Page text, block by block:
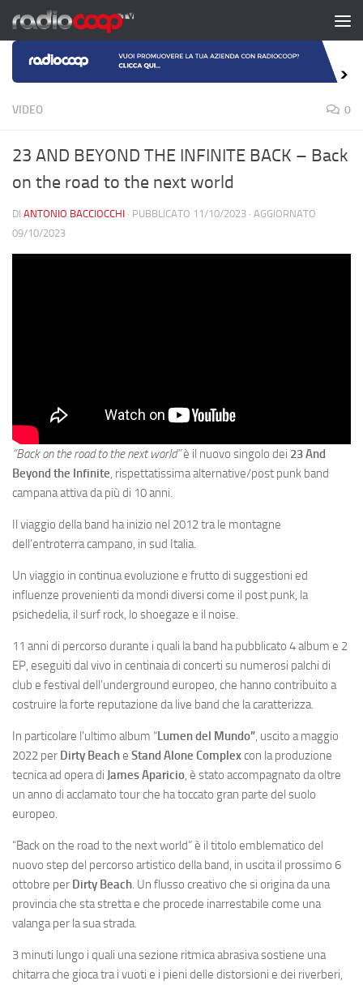
Salta al contenuto
VIDEO 0
23 AND BEYOND THE INFINITE BACK – Back
on the road to the next world
DI ANTONIO BACCIOCCHI · PUBBLICATO 11/10/2023 · AGGIORNATO
09/10/2023
“Back on the road to the next world”è il nuovo singolo dei 23 And
Beyond the Infinite, rispettatissima alternative/post punk band
campana attiva da più di 10 anni.
Il viaggio della band ha inizio nel 2012 tra le montagne
dell’entroterra campano, in sud Italia.
Un viaggio in continua evoluzione e frutto di suggestioni ed
influenze provenienti da mondi diversi come il post punk, la
psichedelia, il surf rock, lo shoegaze e il noise.
11 anni di percorso durante i quali la band ha pubblicato 4 album e 2
EP, eseguiti dal vivo in centinaia di concerti su numerosi palchi di
club e festival dell’underground europeo, che hanno contribuito a
costruire la forte reputazione da live band che la caratterizza.
In particolare l’ultimo album “Lumen del Mundo”, uscito a maggio
2022 per Dirty Beache Stand Alone Complexcon la produzione
tecnica ad opera di James Aparicio, è stato accompagnato da oltre
un anno di acclamato tour che ha toccato gran parte del suolo
europeo.
“Back on the road to the next world” è il titolo emblematico del
nuovo step del percorso artistico della band, in uscita il prossimo 6
ottobre per Dirty Beach. Un flusso creativo che si origina da una
provincia che sta stretta e che procede inarrestabile come una
valanga per la sua strada.
3 minuti lungo i quali una sezione ritmica abrasiva sostiene una
chitarra che gioca tra i vuoti e i pieni delle distorsioni e dei riverberi,